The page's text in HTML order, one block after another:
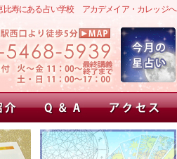
比寿にある占い学校 アカデメイア・カレッジへ